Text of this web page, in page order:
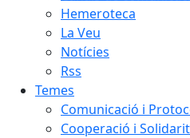
Hemeroteca
La Veu
Notícies
Rss
Temes
Comunicació i
Cooperació i